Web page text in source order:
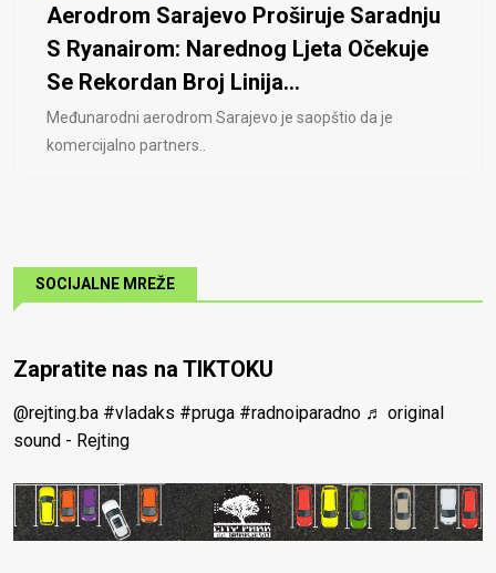
Aerodrom Sarajevo Proširuje Saradnju
S Ryanairom: Narednog Ljeta Očekuje
Se Rekordan Broj Linija...
Međunarodni aerodrom Sarajevo je saopštio da je
komercijalno partners..
SOCIJALNE MREŽE
Zapratite nas na TIKTOKU
@rejting.ba #vladaks #pruga #radnoiparadno ♬ original
sound - Rejting